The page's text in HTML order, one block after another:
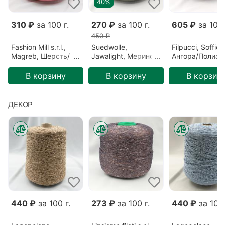
310 ₽ за 100 г.
Fashion Mill s.r.l.,
Magreb, Шерсть/
Розовый/Ягода
(26640)
В корзину
270 ₽ за 100 г.
450 ₽
Suedwolle,
Jawalight, Меринос,
(S6F72809)
В корзину
605 ₽ за 100
Filpucci, Soffio,
Ангора/
(213)В
ДЕКОР
440 ₽ за 100 г. 273 ₽ за 100 г. 440 ₽ за 100